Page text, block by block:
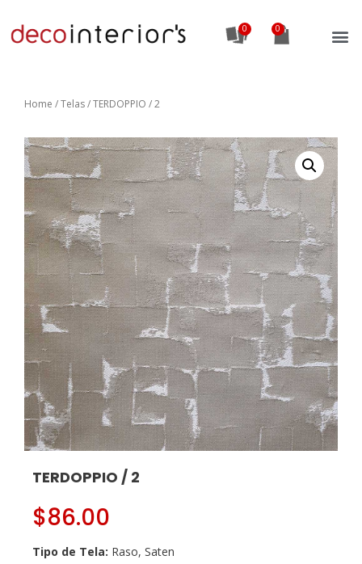
0
Home /Telas/ TERDOPPIO / 2
TERDOPPIO / 2
$86.00
Tipo de Tela: Raso, Saten